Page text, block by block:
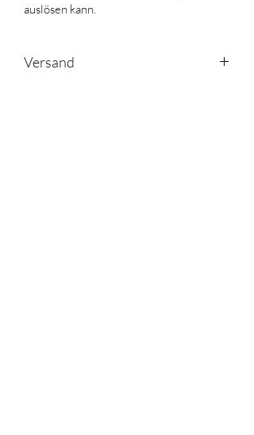
auslösen kann.
Versand